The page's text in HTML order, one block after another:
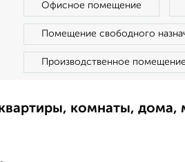
Офисное помещение
Помещение свободного
Производственное помещение
комнаты,